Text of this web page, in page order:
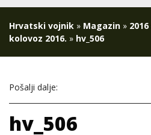
Hrvatski vojnik » Magazin » 2016
kolovoz 2016. » hv_506
Pošalji dalje:
hv_506